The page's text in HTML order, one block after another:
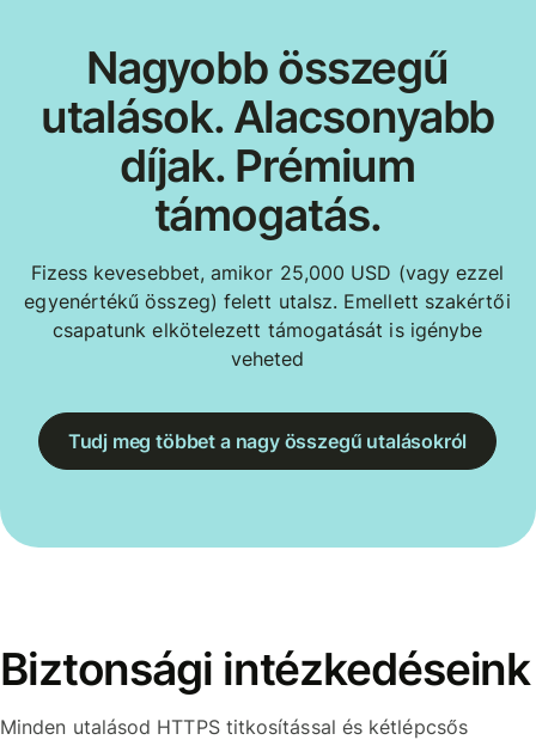
Nagyobb összegű
utalások. Alacsonyabb
díjak. Prémium
támogatás.
Fizess kevesebbet, amikor 25,000 USD (vagy ezzel
egyenértékű összeg) felett utalsz. Emellett szakértői
csapatunk elkötelezett támogatását is igénybe
veheted
Tudj meg többet a nagy összegű utalásokról
Biztonsági intézkedéseink
Minden utalásod HTTPS titkosítással és kétlépcsős